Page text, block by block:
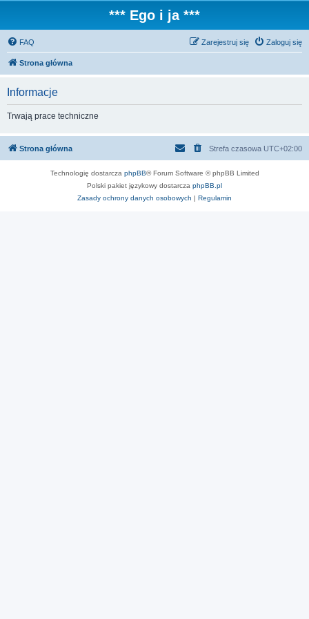
*** Ego i ja ***
FAQ Zaloguj się
Zarejestruj się
Strona główna
Informacje
Trwają prace techniczne
Strona główna Strefa czasowa UTC+02:00
Technologię dostarcza phpBB® Forum Software © phpBB Limited
Polski pakiet językowy dostarcza phpBB.pl
Zasady ochrony danych osobowych | Regulamin